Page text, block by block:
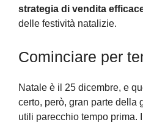
strategia di vendita
delle festività natalizie.
Cominciare per
Natale è il 25 dicembre, e
certo, però, gran parte della
utili parecchio tempo prima.